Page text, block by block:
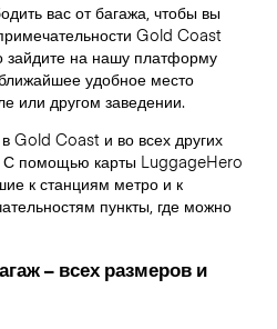
вас от багажа, чтобы вы
Gold Coast
зайдите на нашу платформу
удобное место
или другом заведении.
Gold Coast и во всех других
С помощью карты LuggageHero
к станциям метро и к
пункты, где можно
– всех размеров и